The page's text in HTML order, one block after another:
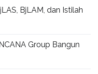
BjLAM, dan Istilah
Group Bangun